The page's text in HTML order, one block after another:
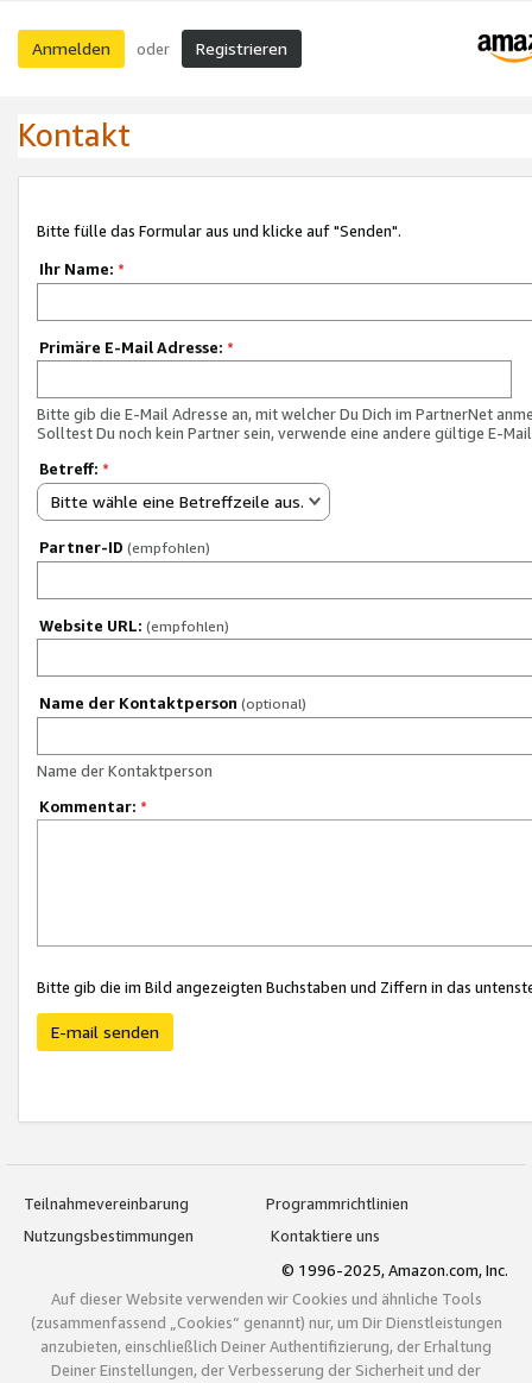
Anmelden oder Registrieren
Kontakt
Bitte fülle das Formular aus und klicke auf "Senden".
Ihr Name: *
Primäre E-Mail Adresse: *
Bitte gib die E-Mail Adresse an, mit welcher Du Dich im PartnerNet
Solltest Du noch kein Partner sein, verwende eine andere gültige E-
Betreff: *
Bitte wähle eine Betreffzeile aus.
Partner-ID (empfohlen)
Website URL: (empfohlen)
Name der Kontaktperson (optional)
Name der Kontaktperson
Kommentar: *
Bitte gib die im Bild angezeigten Buchstaben und Ziffern in das
E-mail senden
Teilnahmevereinbarung
Programmrichtlinien
Nutzungsbestimmungen
Kontaktiere uns
© 1996-2025, Amazon.com, Inc.
Auf dieser Website verwenden wir Cookies und ähnliche Tools
(zusammenfassend „Cookies“ genannt) nur, um Dir Dienstleistungen
anzubieten, einschließlich Deiner Authentifizierung, der Erhaltung
Deiner Einstellungen, der Verbesserung der Sicherheit und der